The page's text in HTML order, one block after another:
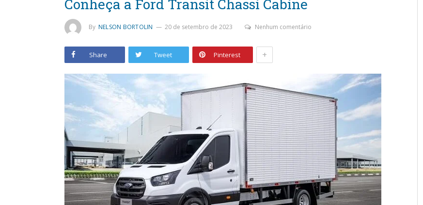
Conheça a Ford Transit Chassi Cabine
By NELSON BORTOLIN 20 de setembro de 2023 Nenhum comentário
Share Tweet Pinterest +